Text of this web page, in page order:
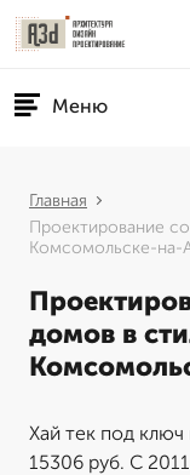
Меню
Главная
Проектирование
Комсомольске-на-
домов в
Хай тек под
15306 руб. С